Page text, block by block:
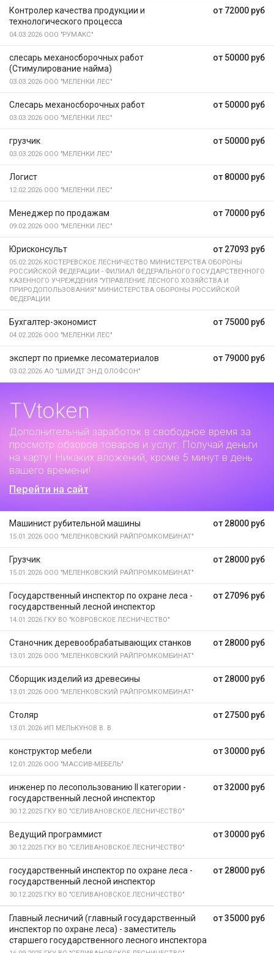
от 72000 руб
Контролер качества продукции и
технологического процесса
04.03.2026 ООО "РУМАКС"
от 50000 руб
слесарь механосборочных работ
(Стимулирование найма)
03.03.2026 ООО "МЕЛЕНКИ ЛЕС"
от 50000 руб
Слесарь механосборочных работ
03.03.2026 ООО "МЕЛЕНКИ ЛЕС"
от 50000 руб
грузчик
03.03.2026 ООО "МЕЛЕНКИ ЛЕС"
от 80000 руб
Логист
12.02.2026 ООО "МЕЛЕНКИ ЛЕС"
от 70000 руб
Менеджер по продажам
09.02.2026 ООО "МЕЛЕНКИ ЛЕС"
от 27093 руб
Юрисконсульт
05.02.2026 КОСТЕРЕВСКОЕ ЛЕСНИЧЕСТВО МИНИСТЕРСТВА ОБОРОНЫ
РОССИЙСКОЙ ФЕДЕРАЦИИ - ФИЛИАЛ ФЕДЕРАЛЬНОГО ГОСУДАРСТВЕННОГО
КАЗЕННОГО УЧРЕЖДЕНИЯ "УПРАВЛЕНИЕ ЛЕСНОГО ХОЗЯЙСТВА И
ПРИРОДОПОЛЬЗОВАНИЯ" МИНИСТЕРСТВА ОБОРОНЫ РОССИЙСКОЙ
ФЕДЕРАЦИИ
от 75000 руб
Бухгалтер-экономист
04.02.2026 ООО "МЕЛЕНКИ ЛЕС"
от 79000 руб
эксперт по приемке лесоматериалов
03.02.2026 АО "ШМИДТ ЭНД ОЛОФСОН"
TVtoken
Дополнительный заработок в свободное время за
просмотр обзоров товаров и услуг. Получай деньги
на карту! Никаких вложений, кроме 5 минут в день
вашего времени!
Перейти на сайт
от 28000 руб
Машинист рубительной машины
15.01.2026 ООО "МЕЛЕНКОВСКИЙ РАЙПРОМКОМБИНАТ"
от 28000 руб
Грузчик
15.01.2026 ООО "МЕЛЕНКОВСКИЙ РАЙПРОМКОМБИНАТ"
от 27096 руб
Государственный инспектор по охране леса -
государственный лесной инспектор
14.01.2026 ГКУ ВО "КОВРОВСКОЕ ЛЕСНИЧЕСТВО"
от 28000 руб
Станочник деревообрабатывающих станков
13.01.2026 ООО "МЕЛЕНКОВСКИЙ РАЙПРОМКОМБИНАТ"
от 28000 руб
Сборщик изделий из древесины
13.01.2026 ООО "МЕЛЕНКОВСКИЙ РАЙПРОМКОМБИНАТ"
от 27500 руб
Столяр
13.01.2026 ИП МЕЛЬКУНОВ В. В.
от 30000 руб
конструктор мебели
12.01.2026 ООО "МАССИВ-МЕБЕЛЬ"
от 32000 руб
инженер по лесопользованию II категории -
государственный лесной инспектор
30.12.2025 ГКУ ВО "СЕЛИВАНОВСКОЕ ЛЕСНИЧЕСТВО"
от 30000 руб
Ведущий программист
30.12.2025 ГКУ ВО "СЕЛИВАНОВСКОЕ ЛЕСНИЧЕСТВО"
от 28000 руб
государственный инспектор по охране леса -
государственный лесной инспектор
30.12.2025 ГКУ ВО "СЕЛИВАНОВСКОЕ ЛЕСНИЧЕСТВО"
от 35000 руб
Главный лесничий (главный государственный
инспектор по охране леса) - заместитель
старшего государственного лесного инспектора